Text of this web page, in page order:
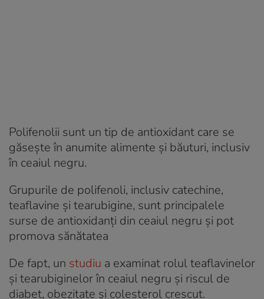
Polifenolii sunt un tip de antioxidant care se
găsește în anumite alimente și băuturi, inclusiv
în ceaiul negru.
Grupurile de polifenoli, inclusiv catechine,
teaflavine și tearubigine, sunt principalele
surse de antioxidanți din ceaiul negru și pot
promova sănătatea
De fapt, un studiu a examinat rolul teaflavinelor
și tearubiginelor în ceaiul negru și riscul de
diabet, obezitate și colesterol crescut.